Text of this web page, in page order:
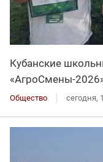
Кубанские
«АгроСмены-
Общество сегодня,